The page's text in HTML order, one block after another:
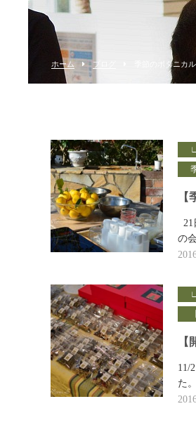
ホーム ブログ 季節のボタニカ
21
の
11/
た